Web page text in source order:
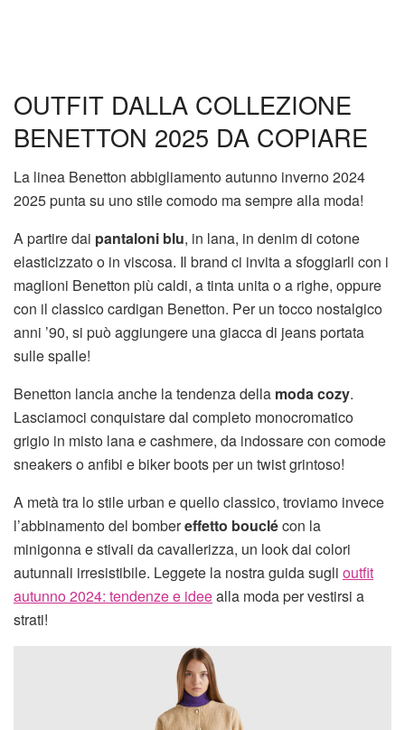
OUTFIT DALLA COLLEZIONE
BENETTON 2025 DA COPIARE
La linea Benetton abbigliamento autunno inverno 2024
2025 punta su uno stile comodo ma sempre alla moda!
A partire dai pantaloni blu, in lana, in denim di cotone
elasticizzato o in viscosa. Il brand ci invita a sfoggiarli con i
maglioni Benetton più caldi, a tinta unita o a righe, oppure
con il classico cardigan Benetton. Per un tocco nostalgico
anni ’90, si può aggiungere una giacca di jeans portata
sulle spalle!
Benetton lancia anche la tendenza della moda cozy.
Lasciamoci conquistare dal completo monocromatico
grigio in misto lana e cashmere, da indossare con comode
sneakers o anfibi e biker boots per un twist grintoso!
A metà tra lo stile urban e quello classico, troviamo invece
l’abbinamento del bombereffetto bouclécon la
minigonna e stivali da cavallerizza, un look dai colori
autunnali irresistibile. Leggete la nostra guida sugli outfit
autunno 2024: tendenze e ideealla moda per vestirsi a
strati!